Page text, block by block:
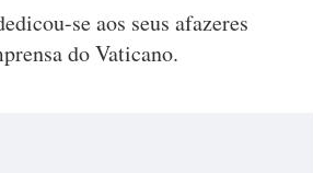
se aos seus afazeres
do Vaticano.